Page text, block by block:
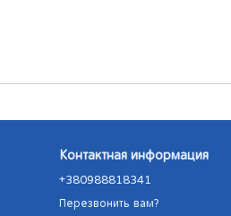
Контактная информация
+380988818341
Перезвонить вам?